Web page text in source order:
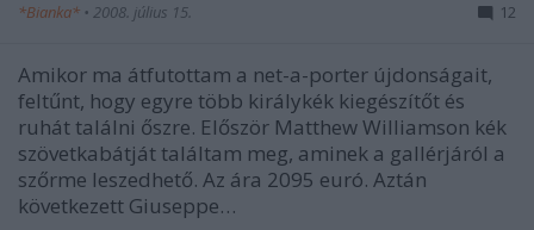
*Bianka* • 2008. július 15. 12
Amikor ma átfutottam a net-a-porter újdonságait,
feltűnt, hogy egyre több királykék kiegészítőt és
ruhát találni őszre. Először Matthew Williamson kék
szövetkabátját találtam meg, aminek a gallérjáról a
szőrme leszedhető. Az ára 2095 euró. Aztán
következett Giuseppe…